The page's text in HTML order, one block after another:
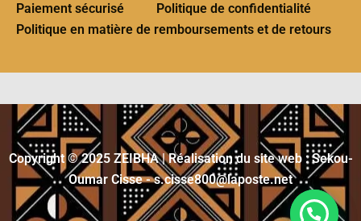
Paiement sécurisé
Politique de confidentialité
Politique en matière de remboursements et de retours
Copyright © 2025 ZEIBHA | Réalisation du site web : Sekou-
Oumar Cisse - s.cisse800@laposte.net